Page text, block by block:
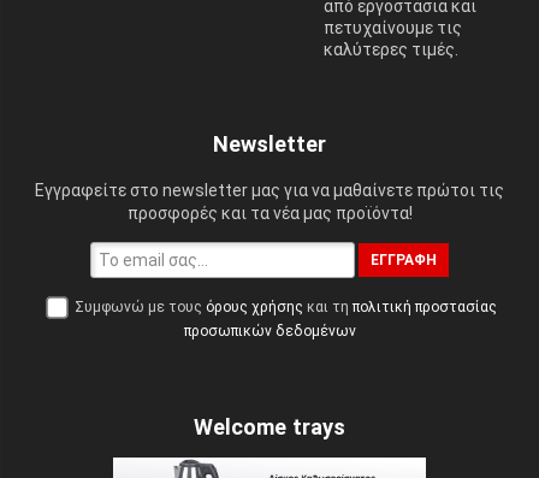
από εργοστάσια και
πετυχαίνουμε τις
καλύτερες τιμές.
Newsletter
Εγγραφείτε στο newsletter μας για να μαθαίνετε πρώτοι τις
προσφορές και τα νέα μας προϊόντα!
ΕΓΓΡΑΦΉ
Συμφωνώ με τους όρους χρήσης και τη πολιτική προστασίας
προσωπικών δεδομένων
Welcome trays